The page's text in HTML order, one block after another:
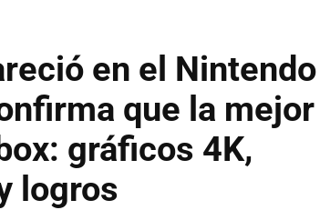
en el Nintendo
que la mejor
gráficos 4K,
logros